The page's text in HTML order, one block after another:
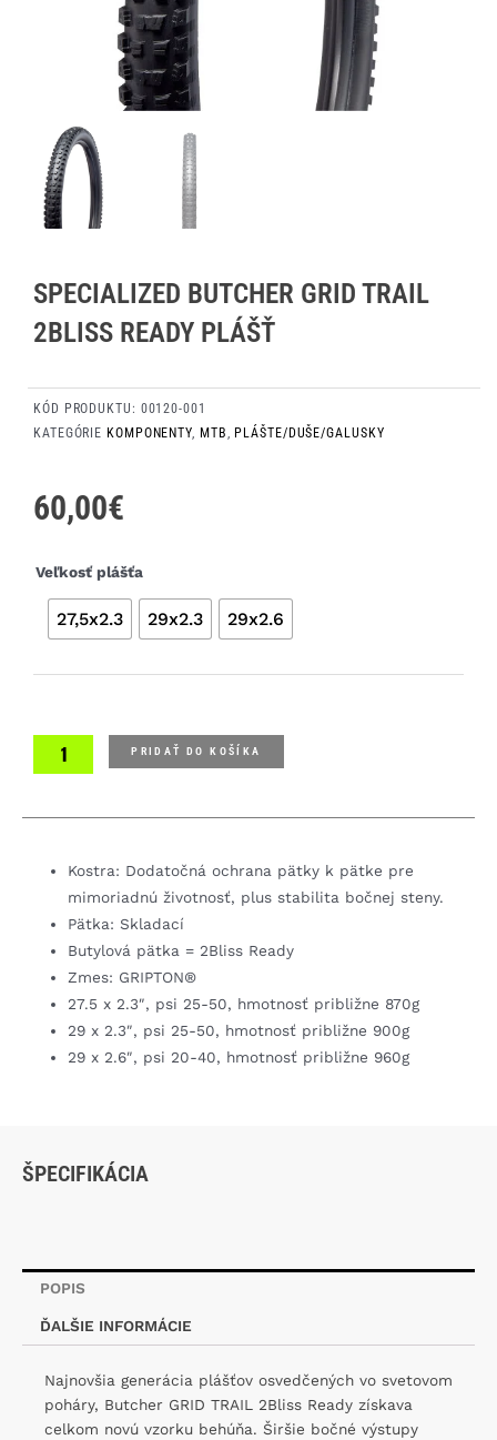
SPECIALIZED BUTCHER GRID TRAIL
2BLISS READY PLÁŠŤ
KÓD PRODUKTU: 00120-001
KATEGÓRIE KOMPONENTY MTB PLÁŠTE/DUŠE/GALUSKY
Veľkosť plášťa
27,5x2.3 29x2.3 29x2.6
množstvo
Butcher
GRID
plášť
PRIDAŤ DO KOŠÍKA
60,00€
Kostra: Dodatočná ochrana pätky k pätke pre
mimoriadnú životnosť, plus stabilita bočnej steny.
Pätka: Skladací
Butylová pätka = 2Bliss Ready
Zmes: GRIPTON®
27.5 x 2.3″, psi 25-50, hmotnosť približne 870g
29 x 2.3″, psi 25-50, hmotnosť približne 900g
29 x 2.6″, psi 20-40, hmotnosť približne 960g
ŠPECIFIKÁCIA
POPIS
ĎALŠIE INFORMÁCIE
Najnovšia generácia plášťov osvedčených vo svetovom
poháry, Butcher GRID TRAIL 2Bliss Ready získava
celkom novú vzorku behúňa. Širšie bočné výstupy